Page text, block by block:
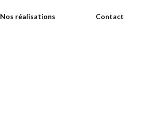
Nos réalisations Contact